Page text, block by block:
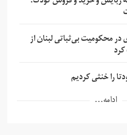
در محکومیت بی‌ثباتی لبنان از
را خنثی کردیم
ادامه...